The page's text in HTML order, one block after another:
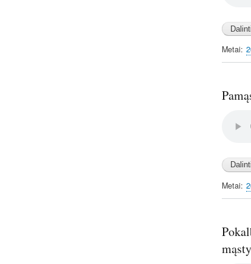
Metai
Metai